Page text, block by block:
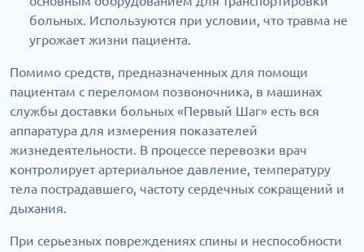
больных. Используются при условии, что травма не
угрожает жизни пациента.
Помимо средств, предназначенных для помощи
пациентам с переломом позвоночника, в машинах
службы доставки больных «Первый Шаг» есть вся
аппаратура для измерения показателей
жизнедеятельности. В процессе перевозки врач
контролирует артериальное давление, температуру
тела пострадавшего, частоту сердечных сокращений и
дыхания.
При серьезных повреждениях спины и неспособности